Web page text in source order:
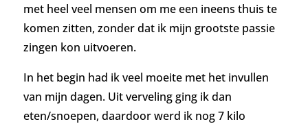
met heel veel mensen om me een ineens thuis te
komen zitten, zonder dat ik mijn grootste passie
zingen kon uitvoeren.
In het begin had ik veel moeite met het invullen
van mijn dagen. Uit verveling ging ik dan
eten/snoepen, daardoor werd ik nog 7 kilo